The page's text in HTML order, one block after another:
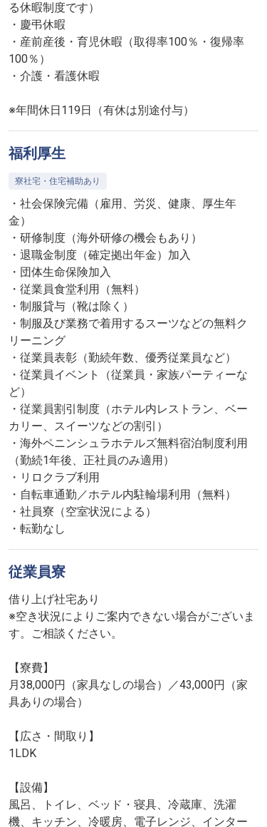
る休暇制度です）
・慶弔休暇
・産前産後・育児休暇（取得率100％・復帰率
100％）
・介護・看護休暇
※年間休日119日（有休は別途付与）
福利厚生
寮社宅・住宅補助あり
・社会保険完備（雇用、労災、健康、厚生年
金）
・研修制度（海外研修の機会もあり）
・退職金制度（確定拠出年金）加入
・団体生命保険加入
・従業員食堂利用（無料）
・制服貸与（靴は除く）
・制服及び業務で着用するスーツなどの無料ク
リーニング
・従業員表彰（勤続年数、優秀従業員など）
・従業員イベント（従業員・家族パーティーな
ど）
・従業員割引制度（ホテル内レストラン、ベー
カリー、スイーツなどの割引）
・海外ペニンシュラホテルズ無料宿泊制度利用
（勤続1年後、正社員のみ適用）
・リロクラブ利用
・自転車通勤／ホテル内駐輪場利用（無料）
・社員寮（空室状況による）
・転勤なし
従業員寮
借り上げ社宅あり
※空き状況によりご案内できない場合がございま
す。ご相談ください。
【寮費】
月38,000円（家具なしの場合）／43,000円（家
具ありの場合）
【広さ・間取り】
1LDK
【設備】
風呂、トイレ、ベッド・寝具、冷蔵庫、洗濯
機、キッチン、冷暖房、電子レンジ、インター